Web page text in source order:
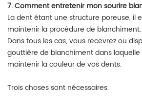
7. Comment entretenir mon sourire
La dent étant une structure poreuse, il
maintenir la procédure de blanchiment.
Dans tous les cas, vous recevrez ou
gouttière de blanchiment dans
maintenir la couleur de vos dents.
Trois choses sont nécessaires.